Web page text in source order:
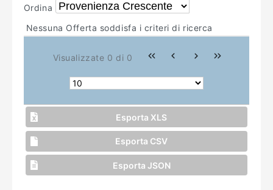
Ordina
Nessuna Offerta soddisfa i criteri di ricerca
Visualizzate 0 di 0
Esporta XLS
Esporta CSV
Esporta JSON